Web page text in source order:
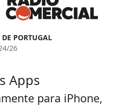
PORTUGAL
26
Apps
para iPhone,